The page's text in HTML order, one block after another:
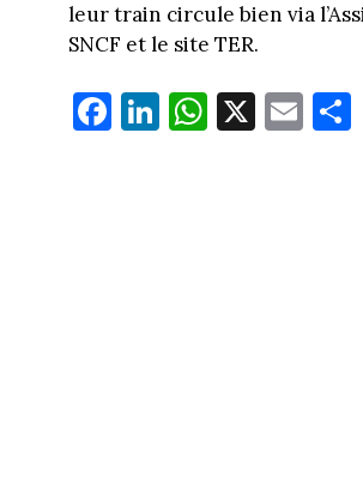
leur train circule bien via
SNCF et le site TER.
Fa
ce
Li
nk
W
ha
X E
m
Pa
rt